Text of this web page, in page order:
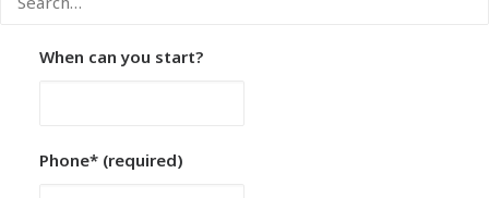
When can you start?
Phone* (required)